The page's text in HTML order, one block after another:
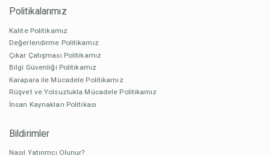
Politikalarımız
Kalite Politikamız
Değerlendirme Politikamız
Çıkar Çatışması Politikamız
Bilgi Güvenliği Politikamız
Karapara ile Mücadele Politikamız
Rüşvet ve Yolsuzlukla Mücadele Politikamız
İnsan Kaynakları Politikası
Bildirimler
Nasıl Yatırımcı Olunur?